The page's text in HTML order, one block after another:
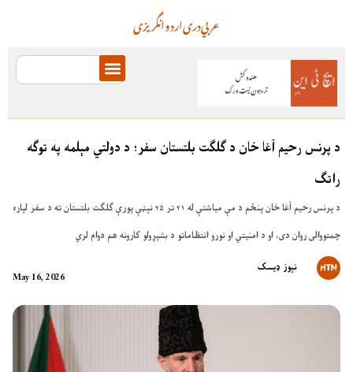
انگریزیاردودریعربي
د پرنس رحیم آغا خان د ګلګت بلتستان سفر؛ د دولتي مېلمه په توګه
راتګ
د پرنس رحیم آغا خان پنځم د مې میاشتې له ۲۱ تر ۲۵ نېټې پورې ګلګت بلتستان ته د سفر لپاره
چمتووالی روان دی، او د امنیتي او نورو انتظاماتو د بشپړولو کارونه هم دوام لري
May 16, 2026
نېوز ډیسک